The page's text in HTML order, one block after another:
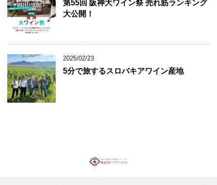
第55回 阪神大ワイン祭 売れ筋ランキング
大公開！
2025/02/23
5分で旅するスロバキアワイン産地